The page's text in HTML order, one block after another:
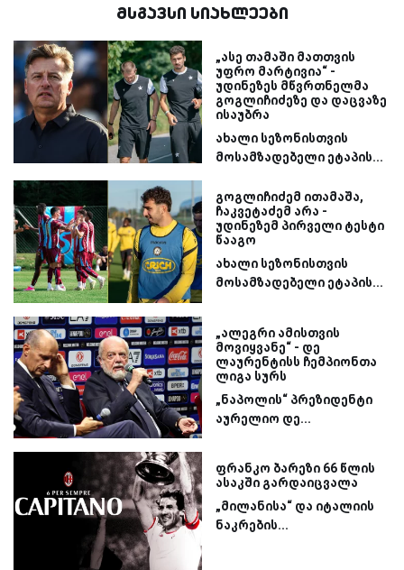
მსგავსი სიახლეები
„ასე თამაში მათთვის
უფრო მარტივია“ -
უდინეზეს მწვრთნელმა
გოგლიჩიძეზე და დაცვაზე
ისაუბრა
ახალი სეზონისთვის
მოსამზადებელი ეტაპის...
გოგლიჩიძემ ითამაშა,
ჩაკვეტაძემ არა -
უდინეზემ პირველი ტესტი
წააგო
ახალი სეზონისთვის
მოსამზადებელი ეტაპის...
„ალეგრი ამისთვის
მოვიყვანე“ - დე
ლაურენტისს ჩემპიონთა
ლიგა სურს
„ნაპოლის“ პრეზიდენტი
აურელიო დე...
ფრანკო ბარეზი 66 წლის
ასაკში გარდაიცვალა
„მილანისა“ და იტალიის
ნაკრების...